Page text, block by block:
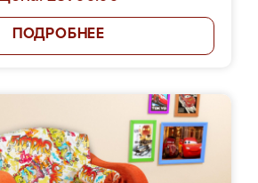
ПОДРОБНЕЕ